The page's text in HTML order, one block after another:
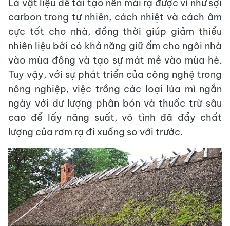
Là vật liệu dễ tái tạo nên mái rạ được ví như sợi
carbon trong tự nhiên, cách nhiệt và cách âm
cực tốt cho nhà, đồng thời giúp giảm thiểu
nhiên liệu bởi có khả năng giữ ấm cho ngôi nhà
vào mùa đông và tạo sự mát mẻ vào mùa hè.
Tuy vậy, với sự phát triển của công nghệ trong
nông nghiệp, việc trồng các loại lúa mì ngắn
ngày với dư lượng phân bón và thuốc trừ sâu
cao để lấy năng suất, vô tình đã đẩy chất
lượng của rơm rạ đi xuống so với trước.